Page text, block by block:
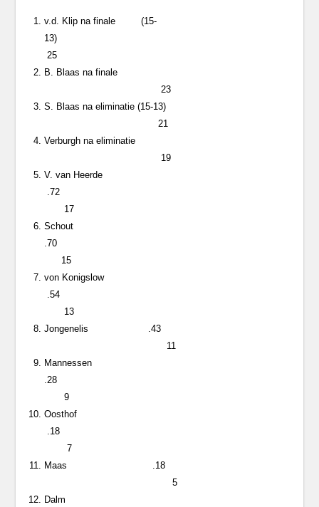
v.d. Klip na finale (15-
13)
25
B. Blaas na finale
23
S. Blaas na eliminatie (15-13)
21
Verburgh na eliminatie
19
V. van Heerde
.72
17
Schout
.70
15
von Konigslow
.54
13
Jongenelis .43
11
Mannessen
.28
9
Oosthof
.18
7
Maas .18
5
Dalm